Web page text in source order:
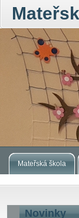
Mateřská škola
Novinky